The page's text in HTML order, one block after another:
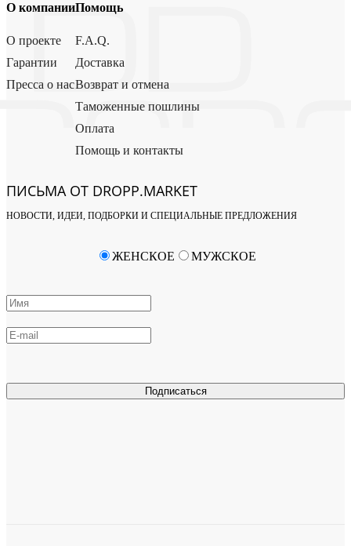
О компании
О проекте
Гарантии
Пресса о нас
Помощь
F.A.Q.
Доставка
Возврат и отмена
Таможенные пошлины
Оплата
Помощь и контакты
ПИСЬМА ОТ DROPP.MARKET
НОВОСТИ, ИДЕИ, ПОДБОРКИ И СПЕЦИАЛЬНЫЕ ПРЕДЛОЖЕНИЯ
Подписаться
ЖЕНСКОЕ МУЖСКОЕ